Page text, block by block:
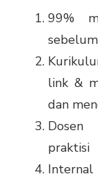
99%
link &
dan
Dosen
praktisi